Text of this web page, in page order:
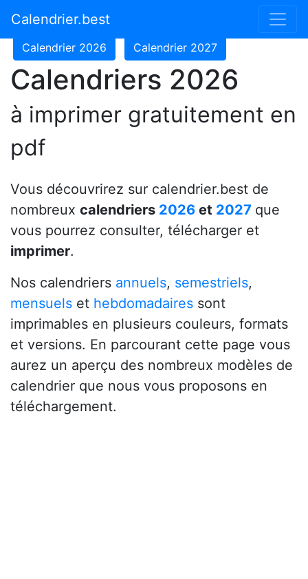
Calendrier.best
Calendrier 2024
Calendrier 2026 Calendrier 2027
Calendriers 2026
à imprimer gratuitement en
pdf
Vous découvrirez sur calendrier.best de
nombreux calendriers 2026 et 2027 que
vous pourrez consulter, télécharger et
imprimer.
Nos calendriers annuels, semestriels,
mensuels et hebdomadaires sont
imprimables en plusieurs couleurs, formats
et versions. En parcourant cette page vous
aurez un aperçu des nombreux modèles de
calendrier que nous vous proposons en
téléchargement.